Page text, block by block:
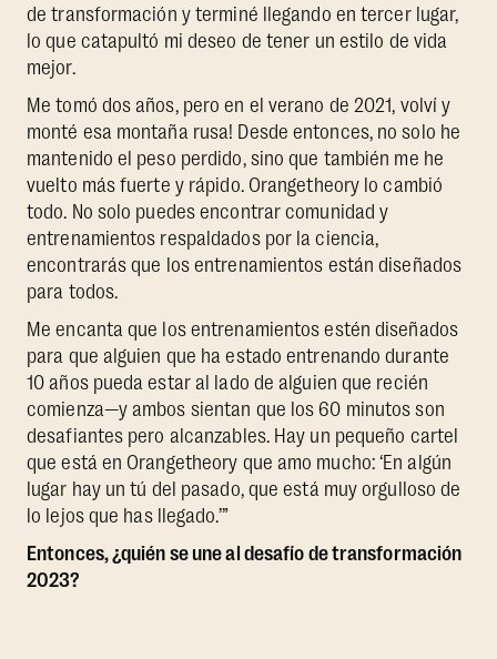
de transformación y terminé llegando en tercer lugar,
lo que catapultó mi deseo de tener un estilo de vida
mejor.
Me tomó dos años, pero en el verano de 2021, volví y
monté esa montaña rusa! Desde entonces, no solo he
mantenido el peso perdido, sino que también me he
vuelto más fuerte y rápido. Orangetheory lo cambió
todo. No solo puedes encontrar comunidad y
entrenamientos respaldados por la ciencia,
encontrarás que los entrenamientos están diseñados
para todos.
Me encanta que los entrenamientos estén diseñados
para que alguien que ha estado entrenando durante
10 años pueda estar al lado de alguien que recién
comienza—y ambos sientan que los 60 minutos son
desafiantes pero alcanzables. Hay un pequeño cartel
que está en Orangetheory que amo mucho: ‘En algún
lugar hay un tú del pasado, que está muy orgulloso de
lo lejos que has llegado.’”
Entonces, ¿quién se une al desafío de transformación
2023?